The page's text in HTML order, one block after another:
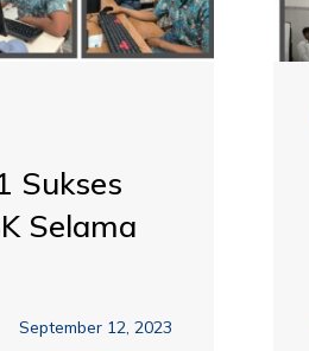
Sukses
Selama
September 12, 2023